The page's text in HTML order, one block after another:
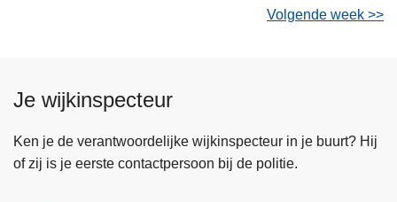
Volgende week >>
Je wijkinspecteur
Ken je de verantwoordelijke wijkinspecteur in je buurt? Hij
of zij is je eerste contactpersoon bij de politie.